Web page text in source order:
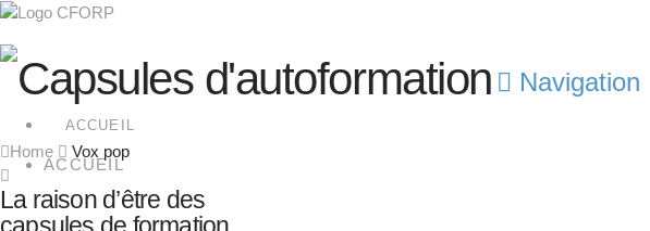
Navigation
ACCUEIL
ACCUEIL
Home Vox pop
La raison d’être des